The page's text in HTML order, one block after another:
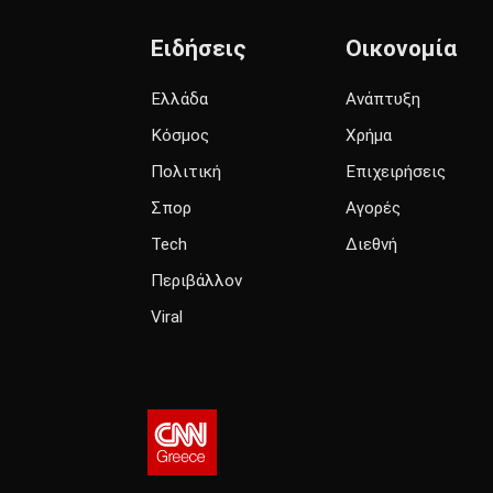
Ειδήσεις
Ελλάδα
Κόσμος
Πολιτική
Σπορ
Tech
Περιβάλλον
Viral
Οικονομία
Ανάπτυξη
Χρήμα
Επιχειρήσεις
Αγορές
Διεθνή